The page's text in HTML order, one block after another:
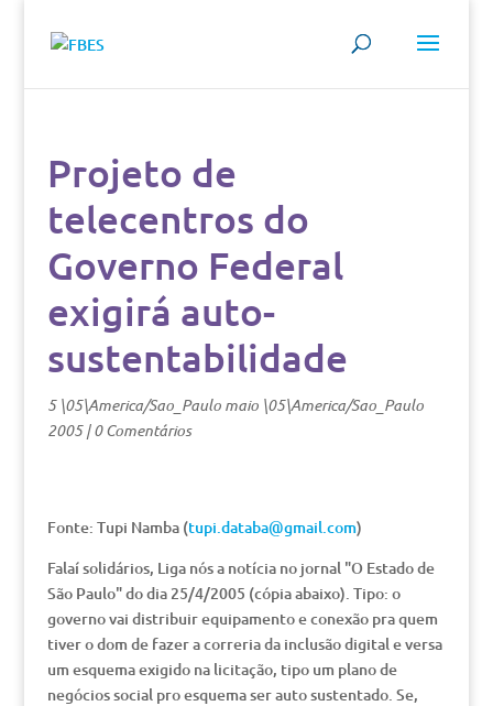
Projeto de
telecentros do
Governo Federal
exigirá auto-
sustentabilidade
5 \05\America/Sao_Paulo maio \05\America/Sao_Paulo
2005|0 Comentários
Fonte: Tupi Namba (tupi.databa@gmail.com)
Falaí solidários, Liga nós a notícia no jornal "O Estado de
São Paulo" do dia 25/4/2005 (cópia abaixo). Tipo: o
governo vai distribuir equipamento e conexão pra quem
tiver o dom de fazer a correria da inclusão digital e versa
um esquema exigido na licitação, tipo um plano de
negócios social pro esquema ser auto sustentado. Se,